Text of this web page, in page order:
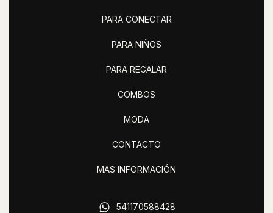
PARA CONECTAR
PARA NIÑOS
PARA REGALAR
COMBOS
MODA
CONTACTO
MAS INFORMACIÓN
541170588428